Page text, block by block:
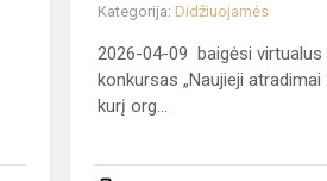
Kategorija: Didžiuojamės
2026-04-09 baigėsi virtualus
konkursas „Naujieji atradimai
kurį org...